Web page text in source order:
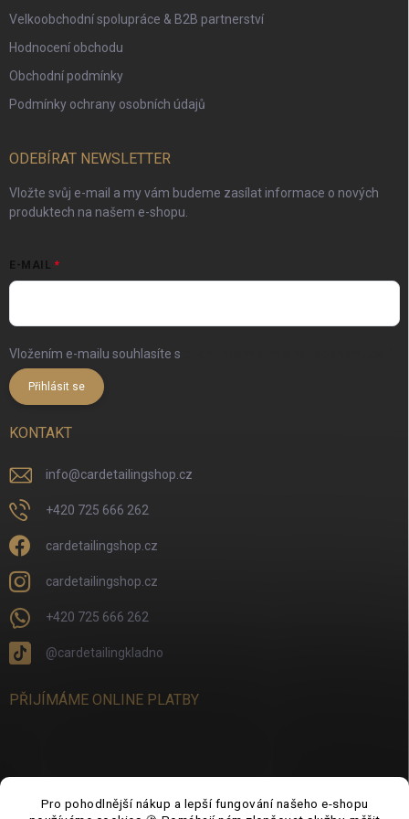
Pro pohodlnější nákup a lepší fungování našeho e-shopu
Velkoobchodní spolupráce & B2B partnerství
Hodnocení obchodu
Obchodní podmínky
Podmínky ochrany osobních údajů
ODEBÍRAT NEWSLETTER
Vložte svůj e-mail a my vám budeme zasílat informace o nových
produktech na našem e-shopu.
E-MAIL
Vložením e-mailu souhlasíte s
Přihlásit se
KONTAKT
info@cardetailingshop.cz
+420 725 666 262
cardetailingshop.cz
cardetailingshop.cz
+420 725 666 262
@cardetailingkladno
PŘIJÍMÁME ONLINE PLATBY
FACEBOOK